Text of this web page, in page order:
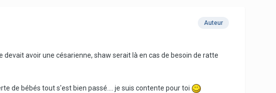
Auteur
avoir une césarienne, shaw serait là en cas de besoin de ratte
de bébés tout s'est bien passé.... je suis contente pour toi